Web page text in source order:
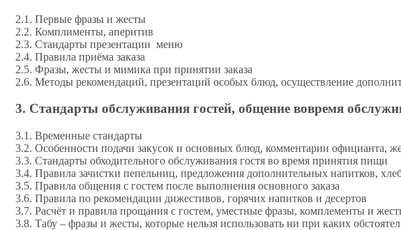
2.1. Первые фразы и жесты
2.2. Комплименты, аперитив
2.3. Стандарты презентации меню
2.4. Правила приёма заказа
2.5. Фразы, жесты и мимика при принятии заказа
2.6. Методы рекомендаций, презентаций особых блюд, осуществление
3. Стандарты обслуживания гостей, общение вовремя
3.1. Временные стандарты
3.2. Особенности подачи закусок и основных блюд, комментарии официанта,
3.3. Стандарты обходительного обслуживания гостя во время принятия пищи
3.4. Правила зачистки пепельниц, предложения дополнительных напитков,
3.5. Правила общения с гостем после выполнения основного заказа
3.6. Правила по рекомендации дижестивов, горячих напитков и десертов
3.7. Расчёт и правила прощания с гостем, уместные фразы, комплементы и
3.8. Табу – фразы и жесты, которые нельзя использовать ни при каких